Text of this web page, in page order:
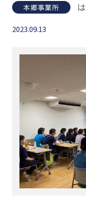
本郷事業所
2023.09.13